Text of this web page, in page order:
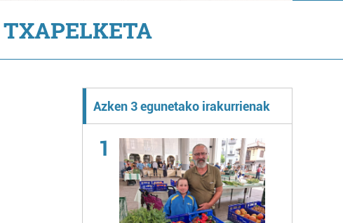
TXAPELKETA
Azken 3 egunetako irakurrienak
1